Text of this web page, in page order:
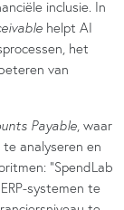
inclusie. In
helpt AI
het
van
Payable, waar
analyseren en
“SpendLab
systemen te